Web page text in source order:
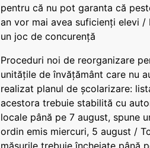
pentru că nu pot garanta că
an vor mai avea suficienți elevi /
un joc de concurență
Proceduri noi de reorganizare
unitățile de învățământ care nu
realizat planul de școlarizare:
acestora trebuie stabilită cu
locale până pe 7 august, spune
ordin emis miercuri, 5 august /
măsurile trebuie încheiate până